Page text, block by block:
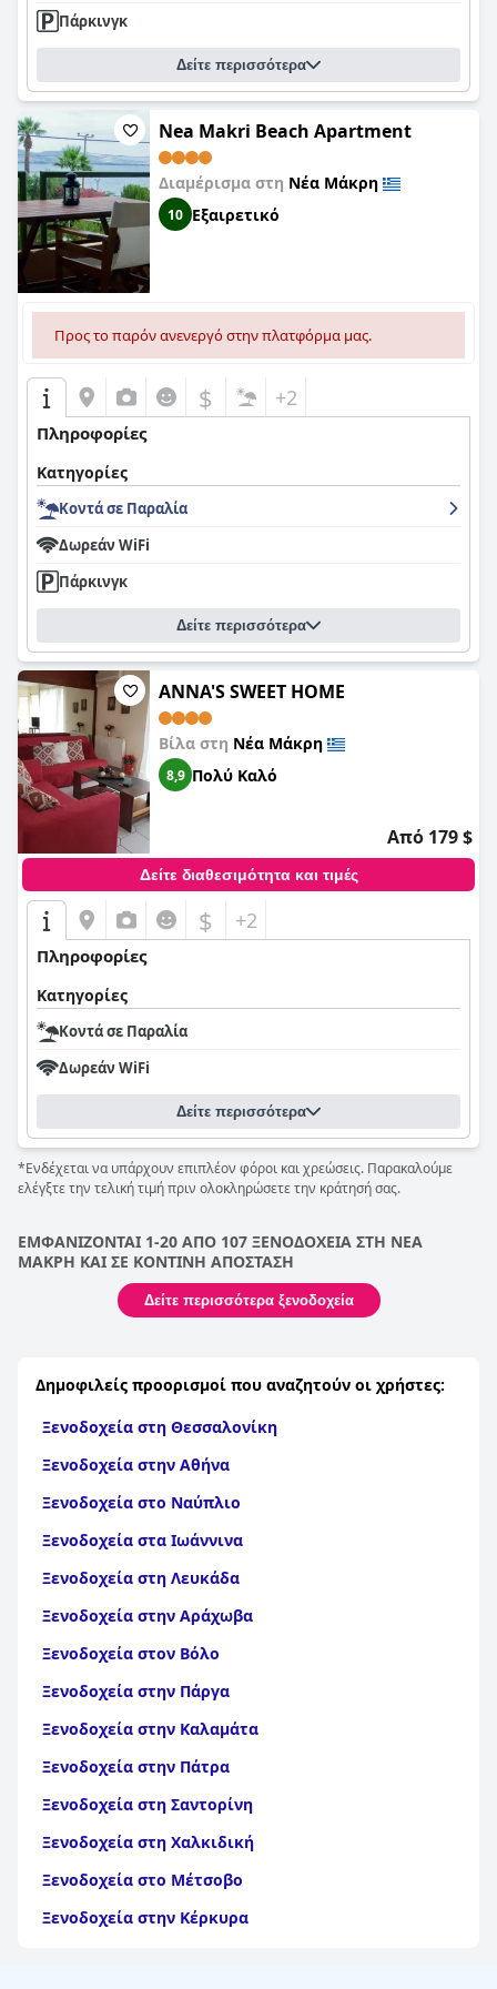
Πάρκινγκ
Δείτε περισσότερα
Nea Makri Beach Apartment
Διαμέρισμα στη Νέα Μάκρη
10 Εξαιρετικό
Προς το παρόν ανενεργό στην πλατφόρμα μας.
$ +2
Πληροφορίες
Κατηγορίες
Κοντά σε Παραλία
Δωρεάν WiFi
Πάρκινγκ
Δείτε περισσότερα
ANNA'S SWEET HOME
Βίλα στη Νέα Μάκρη
8,9 Πολύ Καλό
Από 179 $
Δείτε διαθεσιμότητα και τιμές
$ +2
Πληροφορίες
Κατηγορίες
Κοντά σε Παραλία
Δωρεάν WiFi
Δείτε περισσότερα
*Ενδέχεται να υπάρχουν επιπλέον φόροι και χρεώσεις. Παρακαλούμε
ελέγξτε την τελική τιμή πριν ολοκληρώσετε την κράτησή σας.
ΕΜΦΑΝΙΖΟΝΤΑΙ 1-20 ΑΠΟ 107 ΞΕΝΟΔΟΧΕΙΑ ΣΤΗ ΝΕΑ
ΜΑΚΡΗ ΚΑΙ ΣΕ ΚΟΝΤΙΝΗ ΑΠΟΣΤΑΣΗ
Δείτε περισσότερα ξενοδοχεία
Δημοφιλείς προορισμοί που αναζητούν οι χρήστες:
Ξενοδοχεία στη Θεσσαλονίκη
Ξενοδοχεία στην Αθήνα
Ξενοδοχεία στο Ναύπλιο
Ξενοδοχεία στα Ιωάννινα
Ξενοδοχεία στη Λευκάδα
Ξενοδοχεία στην Αράχωβα
Ξενοδοχεία στον Βόλο
Ξενοδοχεία στην Πάργα
Ξενοδοχεία στην Καλαμάτα
Ξενοδοχεία στην Πάτρα
Ξενοδοχεία στη Σαντορίνη
Ξενοδοχεία στη Χαλκιδική
Ξενοδοχεία στο Μέτσοβο
Ξενοδοχεία στην Κέρκυρα